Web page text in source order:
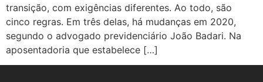
transição, com exigências diferentes. Ao todo, são
cinco regras. Em três delas, há mudanças em 2020,
segundo o advogado previdenciário João Badari. Na
aposentadoria que estabelece […]